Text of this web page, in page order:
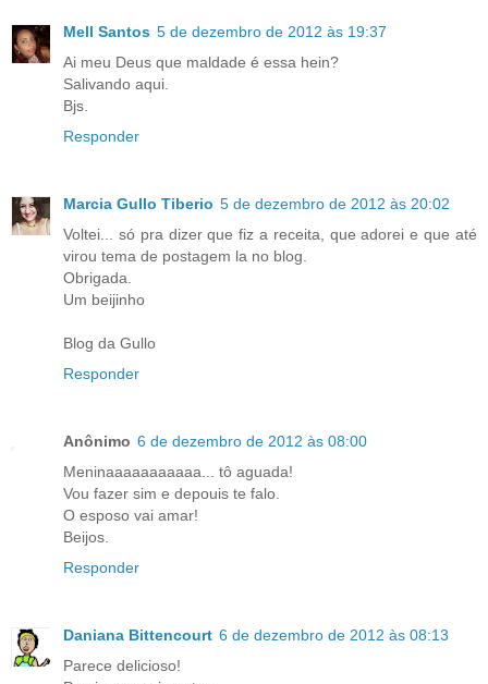
Mell Santos 5 de dezembro de 2012 às 19:37
Ai meu Deus que maldade é essa hein?
Salivando aqui.
Bjs.
Responder
Marcia Gullo Tiberio 5 de dezembro de 2012 às 20:02
Voltei... só pra dizer que fiz a receita, que adorei e que até
virou tema de postagem la no blog.
Obrigada.
Um beijinho
Blog da Gullo
Responder
Anônimo 6 de dezembro de 2012 às 08:00
Meninaaaaaaaaaaa... tô aguada!
Vou fazer sim e depouis te falo.
O esposo vai amar!
Beijos.
Responder
Daniana Bittencourt 6 de dezembro de 2012 às 08:13
Parece delicioso!